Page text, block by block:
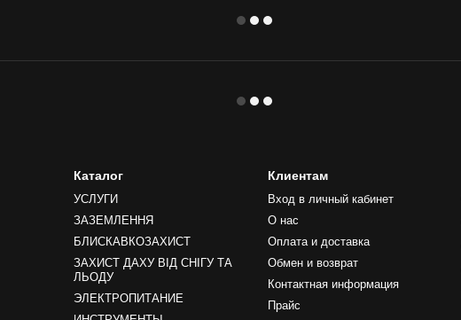
Каталог
УСЛУГИ
ЗАЗЕМЛЕННЯ
БЛИСКАВКОЗАХИСТ
ЗАХИСТ ДАХУ ВІД СНІГУ ТА
ЛЬОДУ
ЭЛЕКТРОПИТАНИЕ
Клиентам
Вход в личный кабинет
О нас
Оплата и доставка
Обмен и возврат
Контактная информация
Прайс